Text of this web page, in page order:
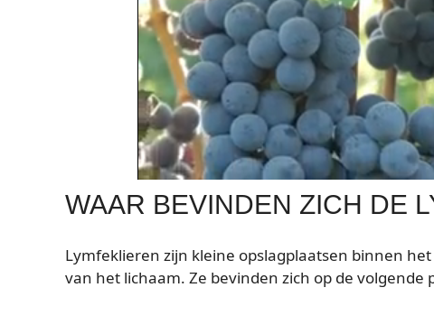
WAAR BEVINDEN ZICH DE
Lymfeklieren zijn kleine opslagplaatsen binnen
van het lichaam. Ze bevinden zich op de volgende